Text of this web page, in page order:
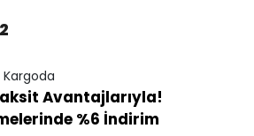
Avantajlarıyla!
%6 İndirim